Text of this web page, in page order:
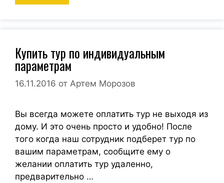
Купить тур по индивидуальным
параметрам
16.11.2016 от Артем Морозов
Вы всегда можете оплатить тур не выходя из
дому. И это очень просто и удобно! После
того когда наш сотрудник подберет тур по
вашим параметрам, сообщите ему о
желании оплатить тур удаленно,
предварительно …